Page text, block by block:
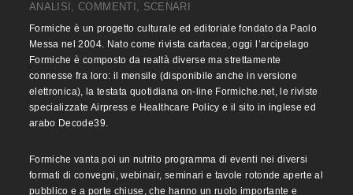
ANALISI, COMMENTI, SCENARI
Formiche è un progetto culturale ed editoriale fondato da Paolo
Messa nel 2004. Nato come rivista cartacea, oggi l’arcipelago
Formiche è composto da realtà diverse ma strettamente
connesse fra loro: il mensile (disponibile anche in versione
elettronica), la testata quotidiana on-line Formiche.net, le riviste
specializzate Airpress e Healthcare Policy e il sito in inglese ed
arabo Decode39.
Formiche vanta poi un nutrito programma di eventi nei diversi
formati di convegni, webinair, seminari e tavole rotonde aperte al
pubblico e a porte chiuse, che hanno un ruolo importante e